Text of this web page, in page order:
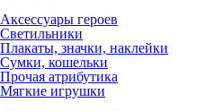
Аксессуары героев
Светильники
Плакаты, значки, наклейки
Сумки, кошельки
Прочая атрибутика
Мягкие игрушки